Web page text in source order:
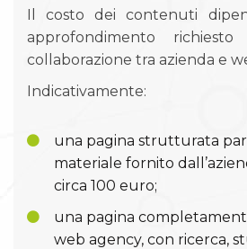
Il costo dei contenuti
approfondimento
collaborazione tra azienda e
Indicativamente:
una pagina strutturata
materiale fornito
circa 100 euro;
una pagina
web agency, con ricerca,